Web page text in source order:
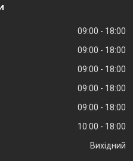
09:00
18:00
09:00
18:00
09:00
18:00
09:00
18:00
09:00
18:00
10:00
18:00
Вихідний